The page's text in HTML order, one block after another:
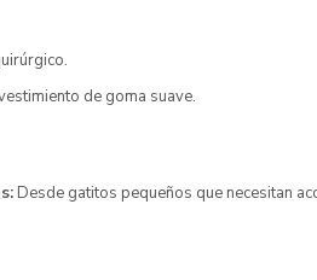
de goma suave.
Desde gatitos pequeños que necesitan